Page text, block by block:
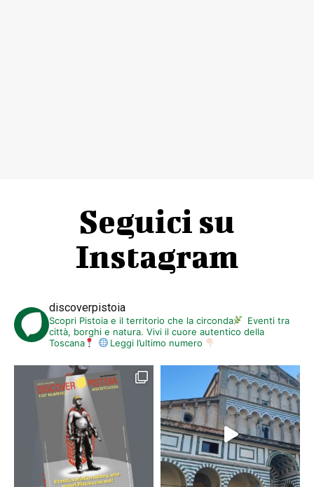
Seguici su
Instagram
discoverpistoia
Scopri Pistoia e il territorio che la circonda
Eventi tra
città, borghi e natura. Vivi il cuore autentico della
Toscana
Leggi l’ultimo numero